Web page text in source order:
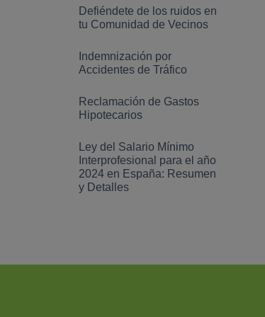
Defiéndete de los ruidos en
tu Comunidad de Vecinos
Indemnización por
Accidentes de Tráfico
Reclamación de Gastos
Hipotecarios
Ley del Salario Mínimo
Interprofesional para el año
2024 en España: Resumen
y Detalles